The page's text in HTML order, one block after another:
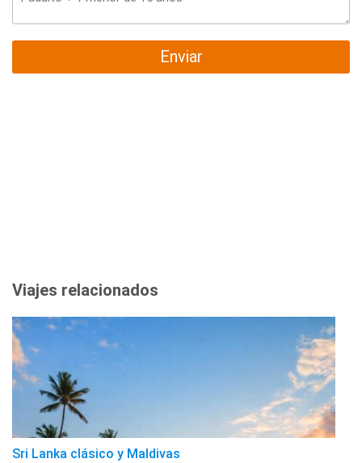
Enviar
Viajes relacionados
Sri Lanka clásico y Maldivas